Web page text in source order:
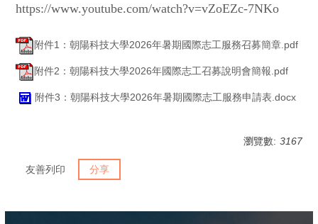
https://www.youtube.com/watch?v=vZoEZc-7NKo
附件1：朝陽科技大學2026年暑期國際志工服務召募簡章.pdf
附件2：朝陽科技大學2026年國際志工召募說明會簡報.pdf
附件3：朝陽科技大學2026年暑期國際志工服務申請表.docx
瀏覽數: 3167
友善列印 分享